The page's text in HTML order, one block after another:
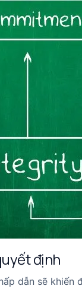
định
dẫn sẽ